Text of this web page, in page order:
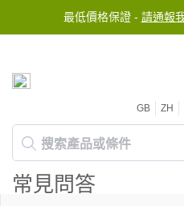
最低價格保證 - 請通報
GB ZH
常見問答